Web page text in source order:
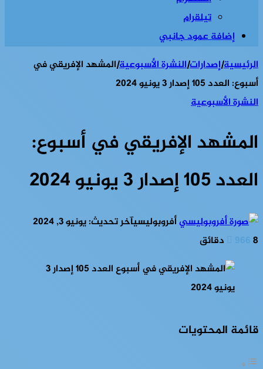
تيلقرام
إضافة عمود جانبي
الرئيسية|إصدارات|النشرة الأسبوعية|المشهد الإفريقي في
أسبوع: العدد 105 إصدار 3 يونيو 2024
النشرة الأسبوعية
المشهد الإفريقي في أسبوع:
العدد 105 إصدار 3 يونيو 2024
أفروبوليسيآخر تحديث: يونيو 3, 2024
9668 دقائق
قائمة المحتويات